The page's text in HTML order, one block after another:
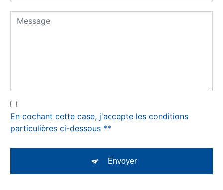
En cochant cette case, j'accepte les conditions
particulières ci-dessous **
Envoyer